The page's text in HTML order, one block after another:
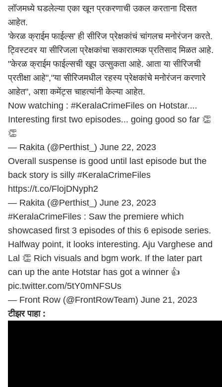
लॉजमध्ये घडलेल्या एका खून प्रकरणाची उकल करताना दिसत
आहेत.
'केरळ क्राईम फाईल्स' ही सीरिज प्रेक्षकांचं चांगलच मनोरंजन करते.
ट्विस्टवर या सीरिजला प्रेक्षकांचा सकारात्मक प्रतिसाद मिळत आहे.
"केरळ क्राईम फाईल्सची खूप उत्सुकता आहे. आता या सीरिजची
प्रतीक्षा आहे","या सीरिजमधील रहस्य प्रेक्षकांचे मनोरंजन करणारे
आहेत", अशा कमेंट्स चाहत्यांनी केल्या आहेत.
Now watching : #KeralaCrimeFiles on Hotstar....
Interesting first two episodes... going good so far 👏
👏
— Rakita (@Perthist_) June 22, 2023
Overall suspense is good until last episode but the
back story is silly #KeralaCrimeFiles
https://t.co/FlojDNyph2
— Rakita (@Perthist_) June 23, 2023
#KeralaCrimeFiles : Saw the premiere which
showcased first 3 episodes of this 6 episode series.
Halfway point, it looks interesting. Aju Varghese and
Lal 👏 Rich visuals and bgm work. If the later part
can up the ante Hotstar has got a winner 👍
pic.twitter.com/5tY0mNFSUs
— Front Row (@FrontRowTeam) June 21, 2023
टीझर पाहा :